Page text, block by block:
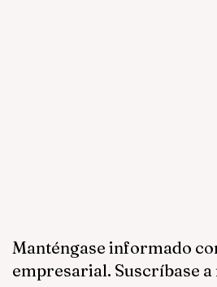
Manténgase informado
empresarial. Suscríbase